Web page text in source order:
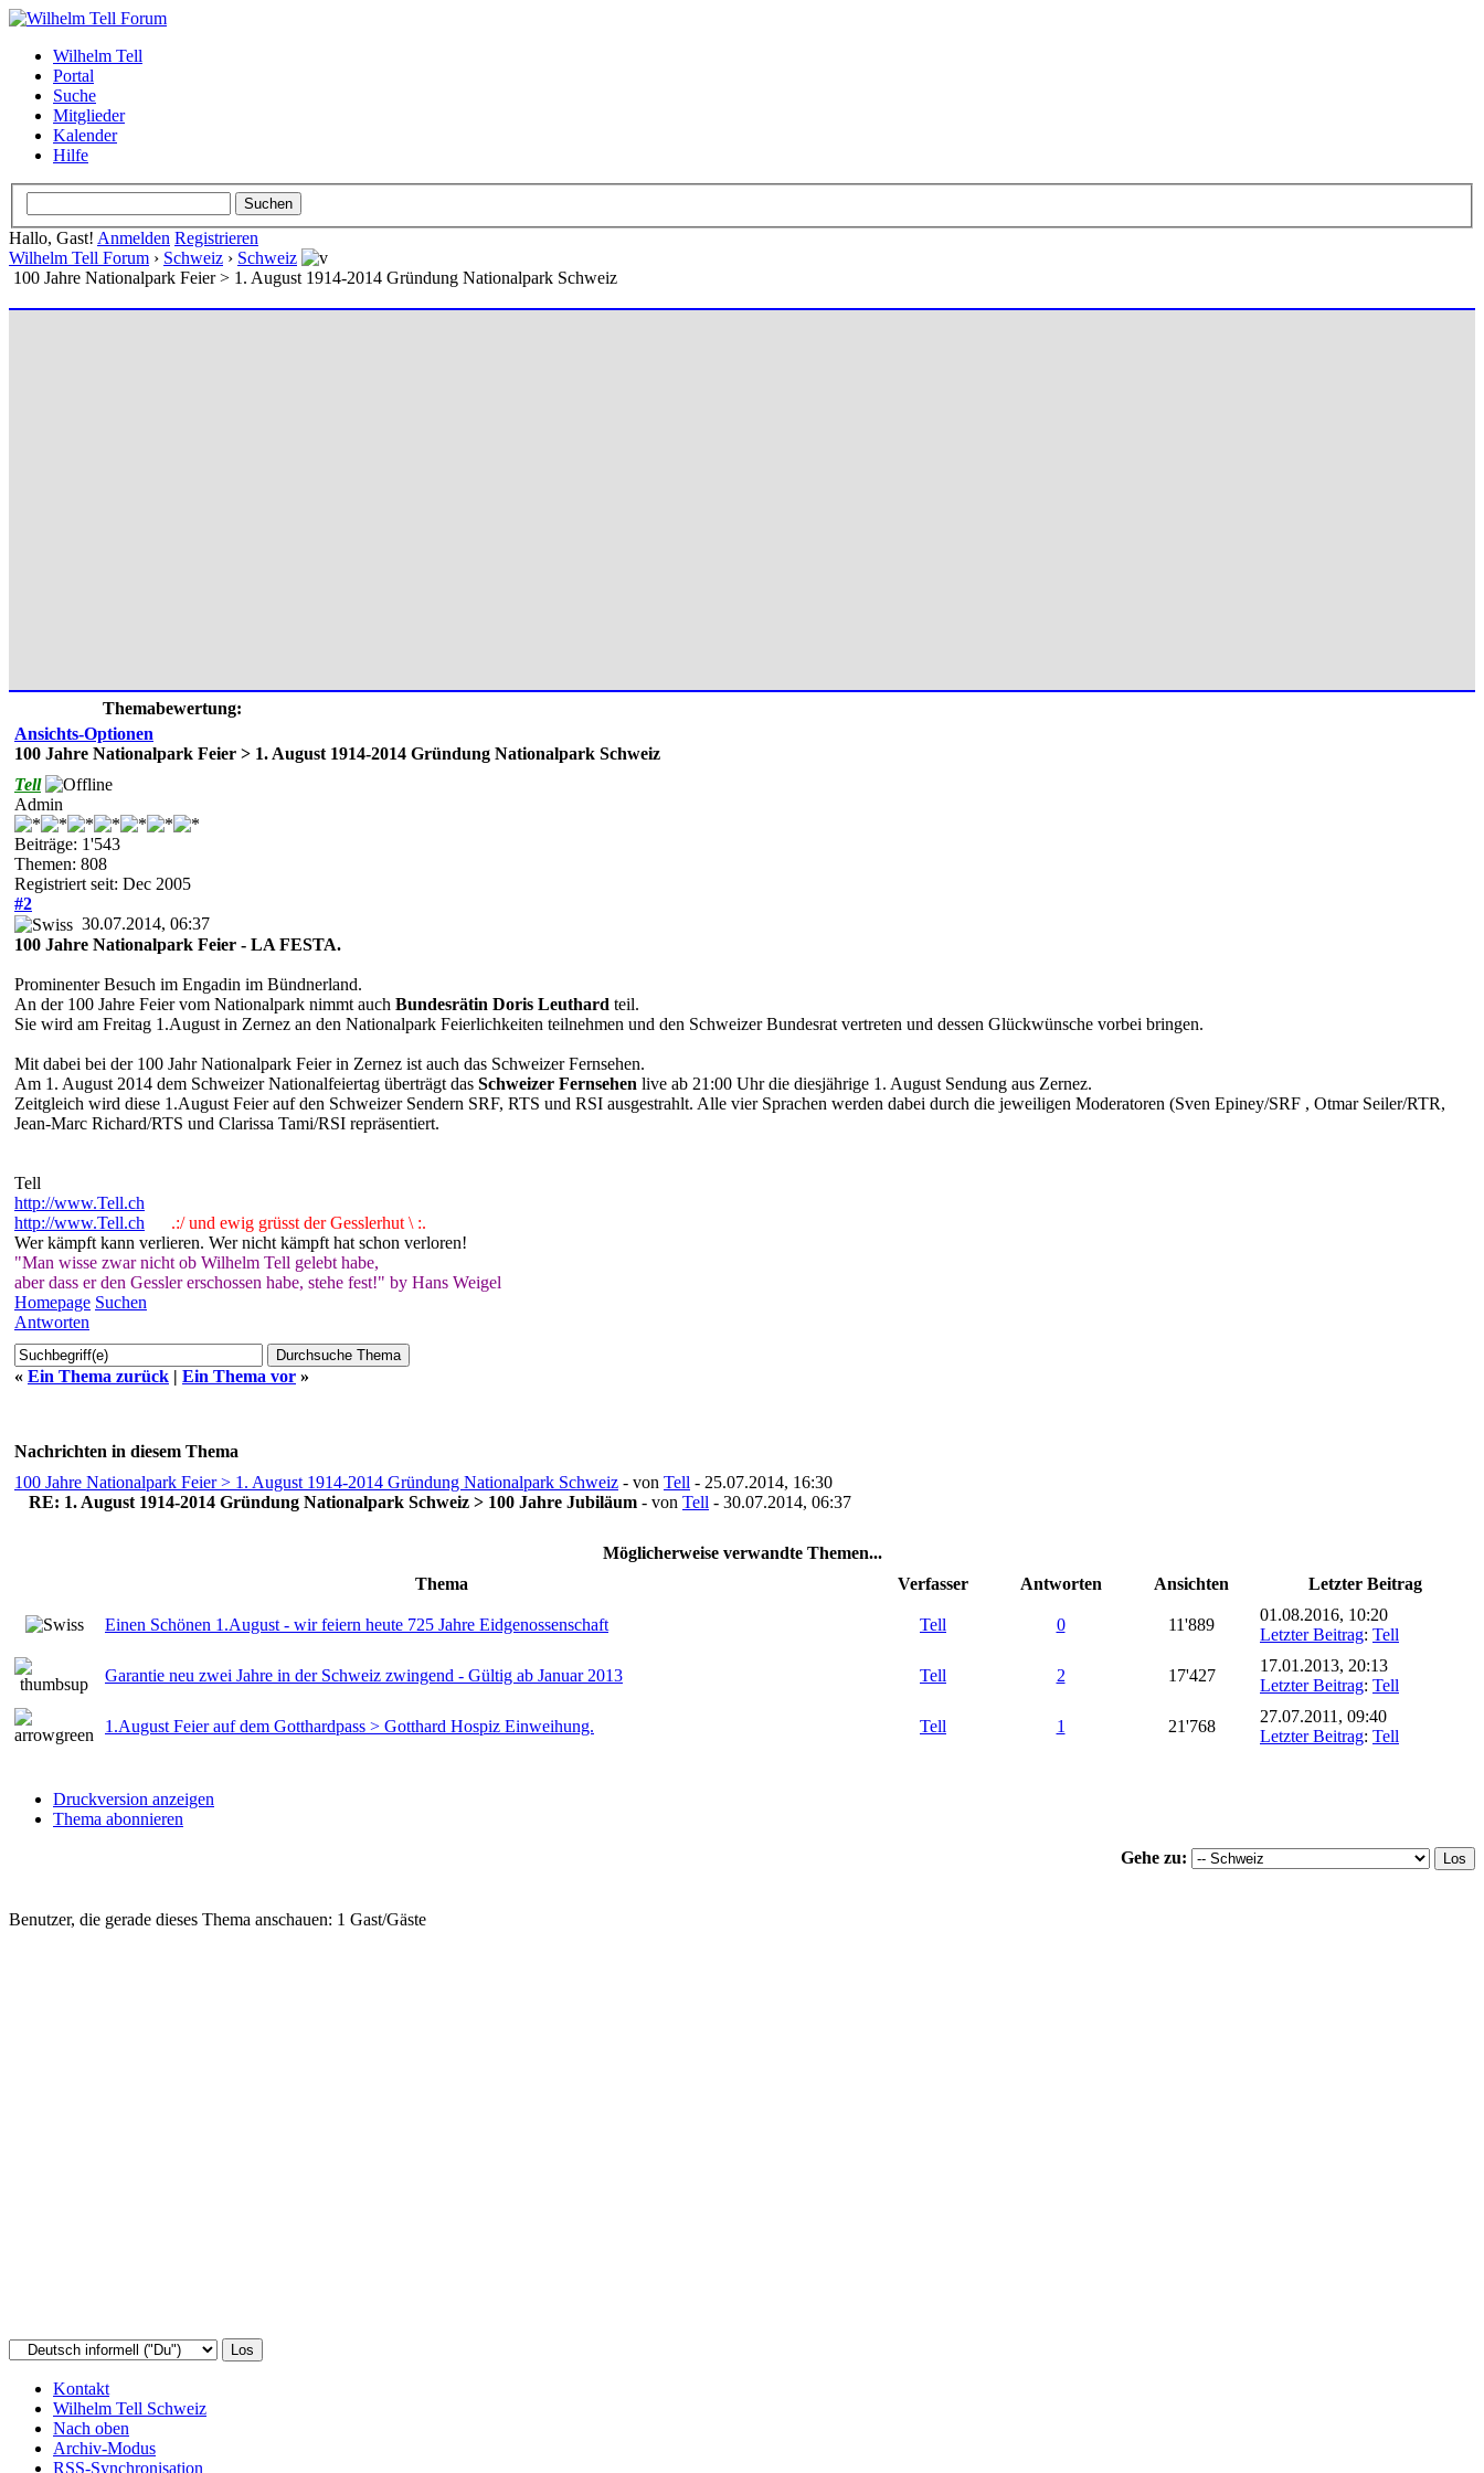
Wilhelm Tell
Portal
Suche
Mitglieder
Kalender
Hilfe
Hallo, Gast! Anmelden Registrieren
Wilhelm Tell Forum › Schweiz › Schweiz
100 Jahre Nationalpark Feier > 1. August 1914-2014 Gründung Nationalpark Schweiz
Themabewertung:
Ansichts-Optionen
100 Jahre Nationalpark Feier > 1. August 1914-2014 Gründung Nationalpark Schweiz
Tell
Admin
Beiträge: 1'543
Themen: 808
Registriert seit: Dec 2005
#2
30.07.2014, 06:37
100 Jahre Nationalpark Feier - LA FESTA.
Prominenter Besuch im Engadin im Bündnerland.
An der 100 Jahre Feier vom Nationalpark nimmt auch Bundesrätin Doris Leuthard teil.
Sie wird am Freitag 1.August in Zernez an den Nationalpark Feierlichkeiten teilnehmen und den Schweizer Bundesrat vertreten und dessen Glückwünsche vorbei bringen.
Mit dabei bei der 100 Jahr Nationalpark Feier in Zernez ist auch das Schweizer Fernsehen.
Am 1. August 2014 dem Schweizer Nationalfeiertag überträgt das Schweizer Fernsehen live ab 21:00 Uhr die diesjährige 1. August Sendung aus Zernez.
Zeitgleich wird diese 1.August Feier auf den Schweizer Sendern SRF, RTS und RSI ausgestrahlt. Alle vier Sprachen werden dabei durch die jeweiligen Moderatoren (Sven Epiney/SRF , Otmar Seiler/RTR,
Jean-Marc Richard/RTS und Clarissa Tami/RSI repräsentiert.
Tell
http://www.Tell.ch
http://www.Tell.ch
.:/ und ewig grüsst der Gesslerhut \ :.
Wer kämpft kann verlieren. Wer nicht kämpft hat schon verloren!
"Man wisse zwar nicht ob Wilhelm Tell gelebt habe,
aber dass er den Gessler erschossen habe, stehe fest!" by Hans Weigel
Homepage Suchen
Antworten
« Ein Thema zurück | Ein Thema vor »
Nachrichten in diesem Thema
100 Jahre Nationalpark Feier > 1. August 1914-2014 Gründung Nationalpark Schweiz - von Tell - 25.07.2014, 16:30
RE: 1. August 1914-2014 Gründung Nationalpark Schweiz > 100 Jahre Jubiläum - von Tell - 30.07.2014, 06:37
Möglicherweise verwandte Themen...
Thema
Verfasser Antworten Ansichten Letzter Beitrag
Einen Schönen 1.August - wir feiern heute 725 Jahre Eidgenossenschaft Tell 0 11'889
01.08.2016, 10:20
Letzter Beitrag: Tell
Garantie neu zwei Jahre in der Schweiz zwingend - Gültig ab Januar 2013 Tell 2 17'427
17.01.2013, 20:13
Letzter Beitrag: Tell
1.August Feier auf dem Gotthardpass > Gotthard Hospiz Einweihung. Tell 1 21'768
27.07.2011, 09:40
Letzter Beitrag: Tell
Druckversion anzeigen
Thema abonnieren
Gehe zu:
Benutzer, die gerade dieses Thema anschauen: 1 Gast/Gäste
Kontakt
Wilhelm Tell Schweiz
Nach oben
Archiv-Modus
RSS-Synchronisation